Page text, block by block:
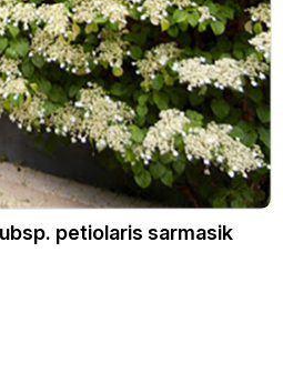
petiolaris sarmasik